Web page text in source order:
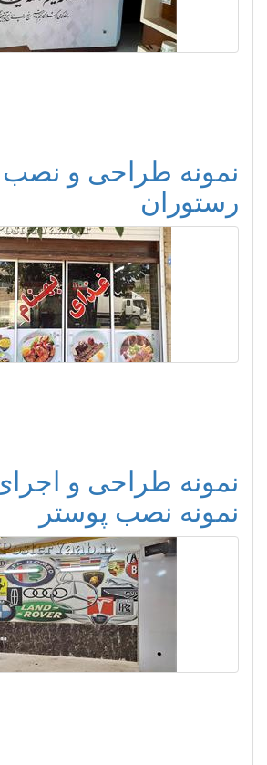
نمونه طراحی و نصب
رستوران
نمونه طراحی و
نمونه نصب پوستر